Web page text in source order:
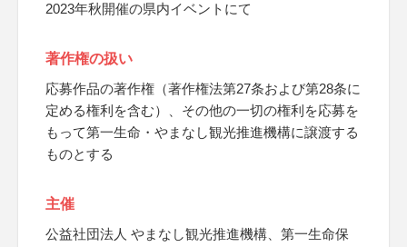
2023年秋開催の県内イベントにて
著作権の扱い
応募作品の著作権（著作権法第27条および第28条に
定める権利を含む）、その他の一切の権利を応募を
もって第一生命・やまなし観光推進機構に譲渡する
ものとする
主催
公益社団法人 やまなし観光推進機構、第一生命保